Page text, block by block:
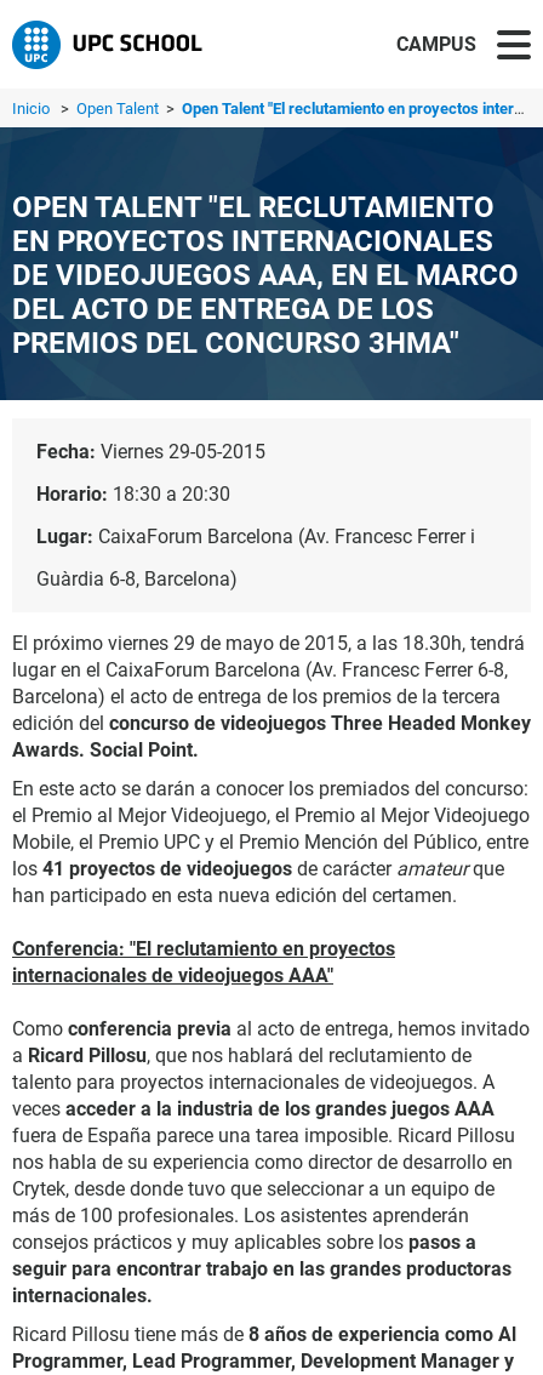
CAMPUS
Inicio > Open Talent > Open Talent "El reclutamiento en proyectos internacionale...
OPEN TALENT "EL RECLUTAMIENTO
EN PROYECTOS INTERNACIONALES
DE VIDEOJUEGOS AAA, EN EL MARCO
DEL ACTO DE ENTREGA DE LOS
PREMIOS DEL CONCURSO 3HMA"
Fecha: Viernes 29-05-2015
Horario: 18:30 a 20:30
Lugar: CaixaForum Barcelona (Av. Francesc Ferrer i
Guàrdia 6-8, Barcelona)
El próximo viernes 29 de mayo de 2015, a las 18.30h, tendrá
lugar en el CaixaForum Barcelona (Av. Francesc Ferrer 6-8,
Barcelona) el acto de entrega de los premios de la tercera
edición del concurso de videojuegos Three Headed Monkey
Awards. Social Point.
En este acto se darán a conocer los premiados del concurso:
el Premio al Mejor Videojuego, el Premio al Mejor Videojuego
Mobile, el Premio UPC y el Premio Mención del Público, entre
los 41 proyectos de videojuegos de carácter amateurque
han participado en esta nueva edición del certamen.
Conferencia: "El reclutamiento en proyectos
internacionales de videojuegos AAA"
Como conferencia previa al acto de entrega, hemos invitado
a Ricard Pillosu, que nos hablará del reclutamiento de
talento para proyectos internacionales de videojuegos. A
veces acceder a la industria de los grandes juegos AAA
fuera de España parece una tarea imposible. Ricard Pillosu
nos habla de su experiencia como director de desarrollo en
Crytek, desde donde tuvo que seleccionar a un equipo de
más de 100 profesionales. Los asistentes aprenderán
consejos prácticos y muy aplicables sobre los pasos a
seguir para encontrar trabajo en las grandes productoras
internacionales.
Ricard Pillosu tiene más de 8 años de experiencia como Al
Programmer, Lead Programmer, Development Manager y